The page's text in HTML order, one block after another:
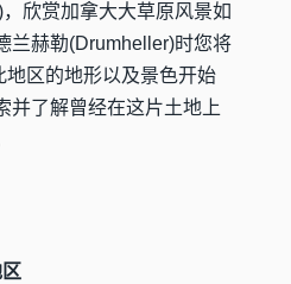
欣赏加拿大大草原风景如
兰赫勒(Drumheller)时您将
区的地形以及景色开始
并了解曾经在这片土地上